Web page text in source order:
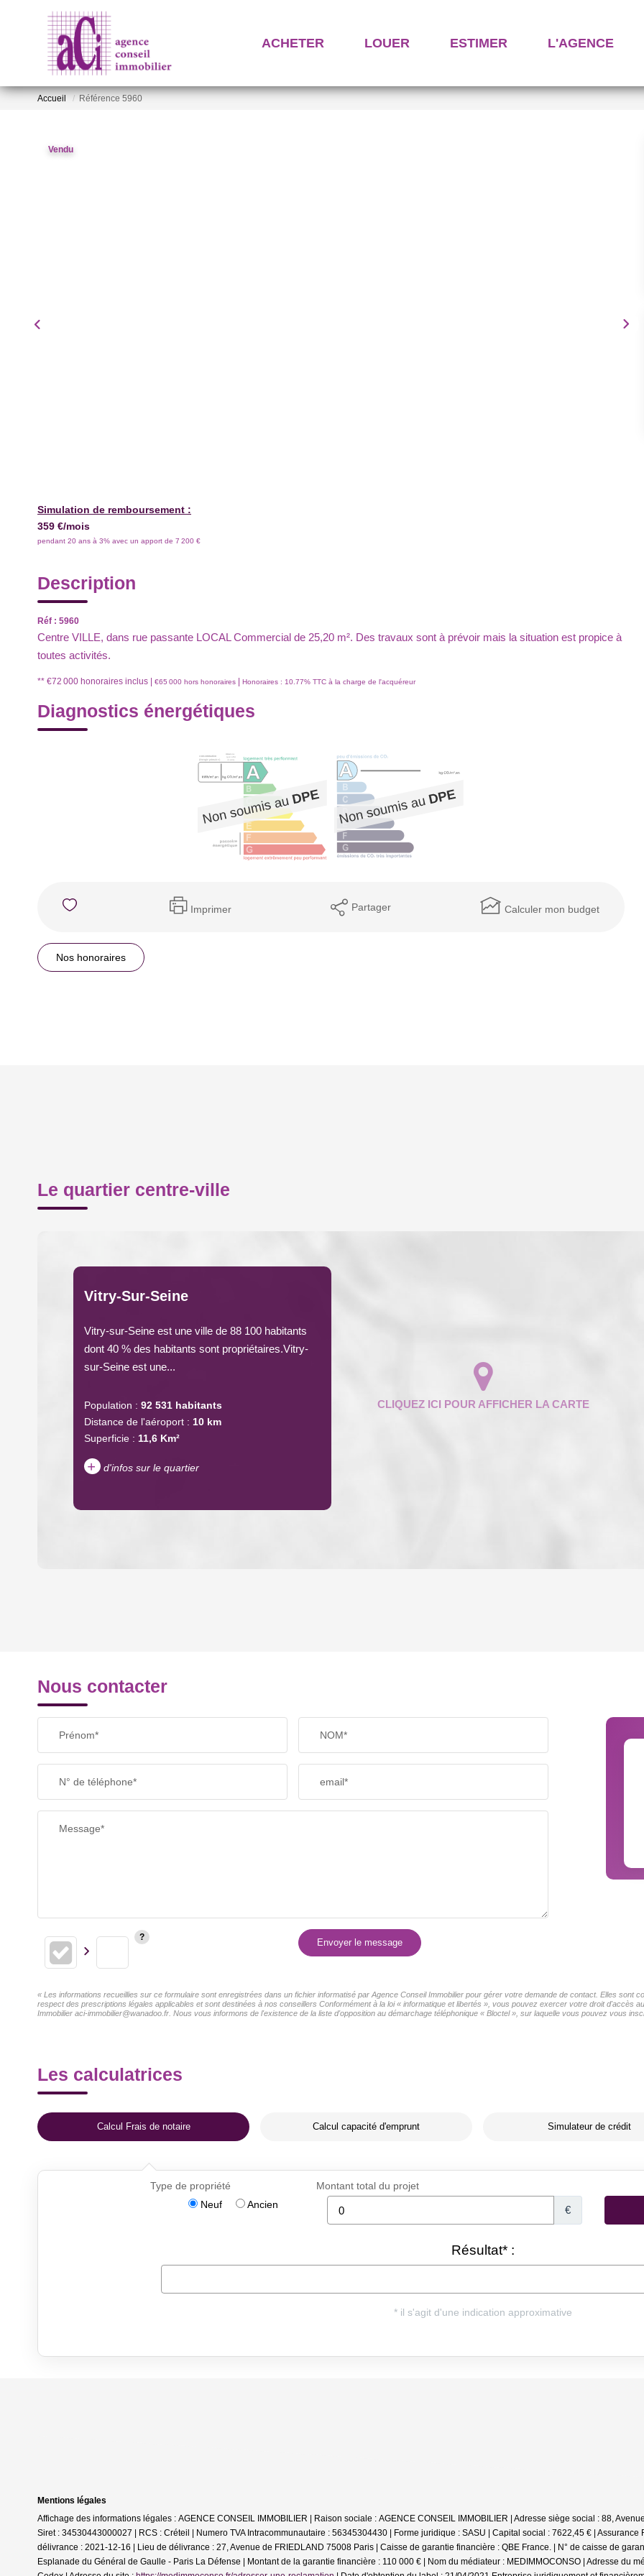
ACHETER LOUER ESTIMER L'AGENCE
Accueil Référence 5960
Vendu
Simulation de remboursement :
359 €/mois
pendant 20 ans à 3% avec un apport de 7 200 €
Description
Réf : 5960
Centre VILLE, dans rue passante LOCAL Commercial de 25,20 m². Des travaux sont à prévoir mais la situation est propice à
toutes activités.
** €72 000 honoraires inclus €65 000 hors honoraires Honoraires : 10.77% TTC à la charge de l'acquéreur
Diagnostics énergétiques
Imprimer Partager Calculer mon budget
Nos honoraires
Le quartier centre-ville
Vitry-Sur-Seine
Vitry-sur-Seine est une ville de 88 100 habitants
dont 40 % des habitants sont propriétaires.Vitry-
sur-Seine est une...
Population : 92 531 habitants
Distance de l'aéroport : 10 km
Superficie : 11,6 Km²
+ d'infos sur le quartier
TAXE FONCIÈRE
SUPERFICIE :
RESTAURANTS ET CAFÉS COMMERCES
Nous contacter
Prénom* NOM*
N° de téléphone* email*
Message*
Envoyer le message
« Les informations recueillies sur ce formulaire sont enregistrées dans un fichier informatisé par Agence Conseil Immobilier pour gérer votre demande de contact. Elles sont
respect des prescriptions légales applicables et sont destinées à nos conseillers Conformément à la loi « informatique et libertés », vous pouvez exercer votre droit d'accès
Immobilier aci-immobilier@wanadoo.fr. Nous vous informons de l'existence de la liste d'opposition au démarchage téléphonique « Bloctel », sur laquelle vous pouvez vous
Les calculatrices
Calcul Frais de notaire Calcul capacité d'emprunt Simulateur de crédit
Mentions légales
Affichage des informations légales : AGENCE CONSEIL IMMOBILIER | Raison sociale : AGENCE CONSEIL IMMOBILIER | Adresse siège social : 88,
Siret : 34530443000027 | RCS : Créteil | Numero TVA Intracommunautaire : 56345304430 | Forme juridique : SASU | Capital social : 7622,45 € |
délivrance : 2021-12-16 | Lieu de délivrance : 27, Avenue de FRIEDLAND 75008 Paris | Caisse de garantie financière : QBE France. | N° de caisse de
Esplanade du Général de Gaulle - Paris La Défense | Montant de la garantie financière : 110 000 € | Nom du médiateur : MEDIMMOCONSO | Adresse du